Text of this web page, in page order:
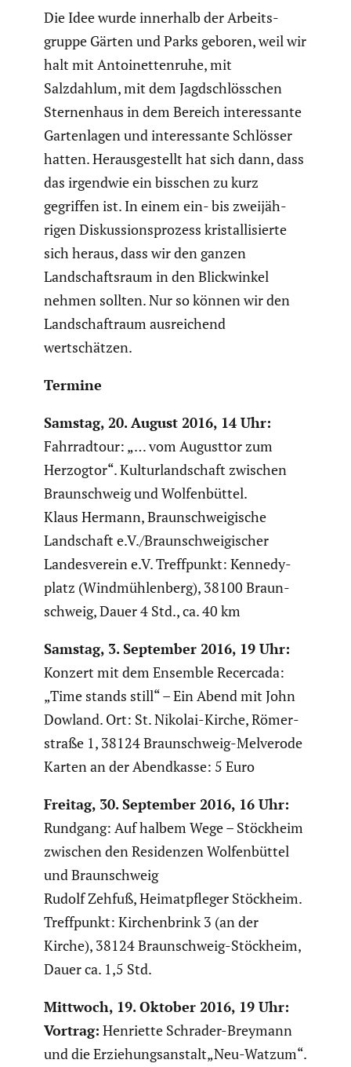
Die Idee wurde innerhalb der Arbeits­
gruppe Gärten und Parks geboren, weil wir
halt mit Antoi­net­ten­ruhe, mit
Salzdahlum, mit dem Jagdschlöss­chen
Sternen­haus in dem Bereich inter­es­sante
Garten­lagen und inter­es­sante Schlösser
hatten. Heraus­ge­stellt hat sich dann, dass
das irgendwie ein bisschen zu kurz
gegriffen ist. In einem ein- bis zweijäh­
rigen Diskus­si­ons­pro­zess kristal­li­sierte
sich heraus, dass wir den ganzen
Landschafts­raum in den Blick­winkel
nehmen sollten. Nur so können wir den
Landschaft­raum ausrei­chend
wertschätzen.
Termine
Samstag, 20. August 2016, 14 Uhr:
Fahrrad­tour: „… vom Augusttor zum
Herzogtor“. Kultur­land­schaft zwischen
Braun­schweig und Wolfen­büttel.
Klaus Hermann, Braun­schwei­gi­sche
Landschaft e.V./Braunschweigischer
Landes­verein e.V. Treff­punkt: Kenne­dy­
platz (Windmüh­len­berg), 38100 Braun­
schweig, Dauer 4 Std., ca. 40 km
Samstag, 3. September 2016, 19 Uhr:
Konzert mit dem Ensemble Recercada:
„Time stands still“ – Ein Abend mit John
Dowland. Ort: St. Nikolai-Kirche, Römer­
straße 1, 38124 Braun­schweig-Melverode
Karten an der Abend­kasse: 5 Euro
Freitag, 30. September 2016, 16 Uhr:
Rundgang: Auf halbem Wege – Stöckheim
zwischen den Residenzen Wolfen­büttel
und Braun­schweig
Rudolf Zehfuß, Heimat­pfleger Stöckheim.
Treff­punkt: Kirchen­brink 3 (an der
Kirche), 38124 Braun­schweig-Stöckheim,
Dauer ca. 1,5 Std.
Mittwoch, 19. Oktober 2016, 19 Uhr:
Vortrag: Henriette Schrader-Breymann
und die Erziehungsanstalt„Neu-Watzum“.